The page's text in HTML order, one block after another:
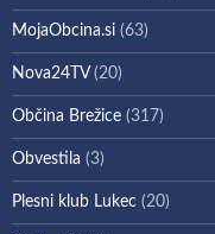
MojaObcina.si (63)
Nova24TV(20)
Občina Brežice (317)
Obvestila (3)
Plesni klub Lukec (20)